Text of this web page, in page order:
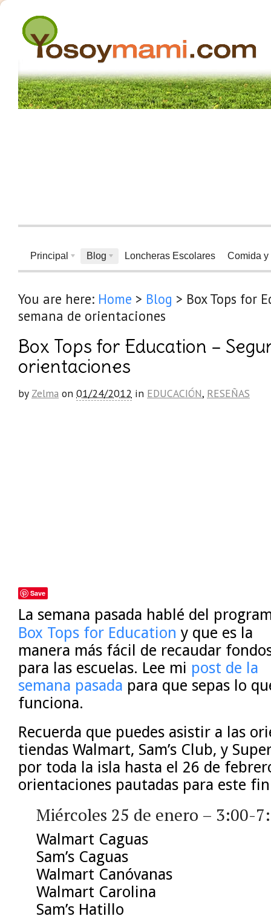
Principal Blog Loncheras Escolares Comida y
You are here: Home > Blog > Box Tops for
semana de orientaciones
Box Tops for Education –
orientaciones
by Zelma on 01/24/2012 in EDUCACIÓN, RESEÑAS
Save
La semana pasada hablé del
Box Tops for Education y que es la
manera más fácil de recaudar
para las escuelas. Lee mi post de la
semana pasada para que sepas lo
funciona.
Recuerda que puedes asistir a las
tiendas Walmart, Sam’s Club, y
por toda la isla hasta el 26 de
orientaciones pautadas para este
Miércoles 25 de enero – 3:00-
Walmart Caguas
Sam’s Caguas
Walmart Canóvanas
Walmart Carolina
Sam’s Hatillo